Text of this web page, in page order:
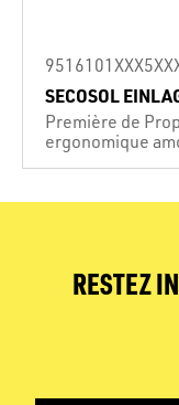
SECOSOL
Première de
ergonomique
RESTEZ